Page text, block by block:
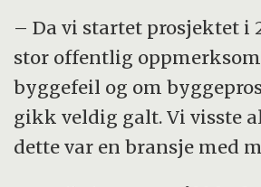
– Da vi startet prosjektet i
stor offentlig
byggefeil og om
gikk veldig galt. Vi visste
dette var en bransje med